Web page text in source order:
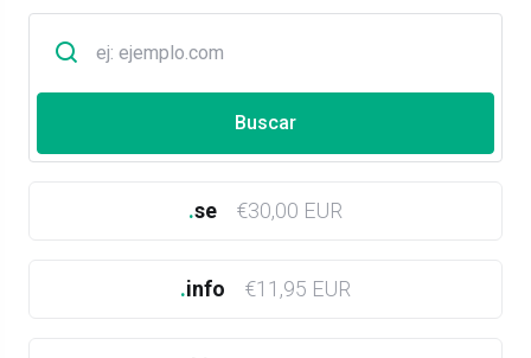
.se €30,00 EUR
.info €11,95 EUR